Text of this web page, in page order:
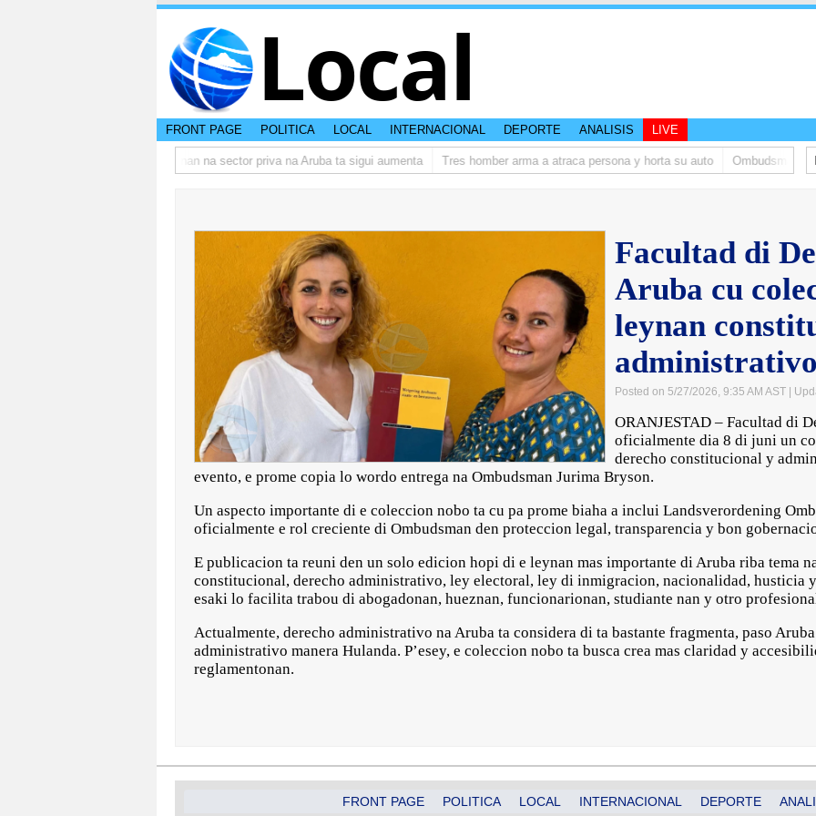
Local
FRONT PAGE POLITICA LOCAL INTERNACIONAL DEPORTE ANALISIS LIVE
Prestamonan na sector priva na Aruba ta sigui aumenta Tres homber arma a atraca persona y horta su auto Ombudsman ta
Facultad di
Aruba cu
leynan
administrativo
Posted on 5/27/2026, 9:35 AM AST |
ORANJESTAD – Facultad di
oficialmente dia 8 di juni un
derecho constitucional y
evento, e prome copia lo wordo entrega na Ombudsman Jurima Bryson.
Un aspecto importante di e coleccion nobo ta cu pa prome biaha a inclui Landsverordening
oficialmente e rol creciente di Ombudsman den proteccion legal, transparencia y bon
E publicacion ta reuni den un solo edicion hopi di e leynan mas importante di Aruba riba tema
constitucional, derecho administrativo, ley electoral, ley di inmigracion, nacionalidad, husticia
esaki lo facilita trabou di abogadonan, hueznan, funcionarionan, studiante nan y otro
Actualmente, derecho administrativo na Aruba ta considera di ta bastante fragmenta, paso
administrativo manera Hulanda. P’esey, e coleccion nobo ta busca crea mas claridad y
reglamentonan.
FRONT PAGE POLITICA LOCAL INTERNACIONAL DEPORTE